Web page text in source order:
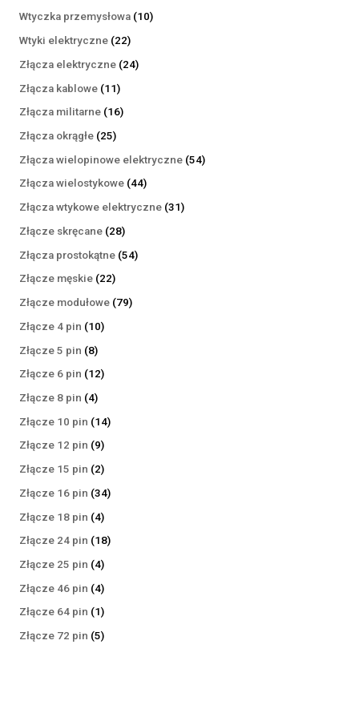
produktów
Wtyczka przemysłowa 1010
Wtyki elektryczne 2222
produkty
Złącza elektryczne 2424
Złącza kablowe 1111
produktów
Złącza militarne 1616
Złącza okrągłe 2525
produktów
Złącza wielopinowe elektryczne 5454
Złącza wielostykowe 4444
produkty
Złącza wtykowe elektryczne 3131
Złącze skręcane 2828
produktów
Złącza prostokątne 5454
Złącze męskie 2222
produkty
Złącze modułowe 7979
Złącze 4 pin 1010
Złącze 5 pin 88
produktów
Złącze 6 pin 1212
Złącze 8 pin 44
produkty
Złącze 10 pin 1414
Złącze 12 pin 99
produktów
Złącze 15 pin 22
produkty
Złącze 16 pin 3434
Złącze 18 pin 44
produkty
Złącze 24 pin 1818
Złącze 25 pin 44
produkty
Złącze 46 pin 44
produkty
Złącze 64 pin 11
produkt
Złącze 72 pin 55